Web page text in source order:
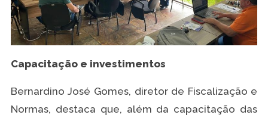
Capacitação e investimentos
Bernardino José Gomes, diretor de Fiscalização e
Normas, destaca que, além da capacitação das